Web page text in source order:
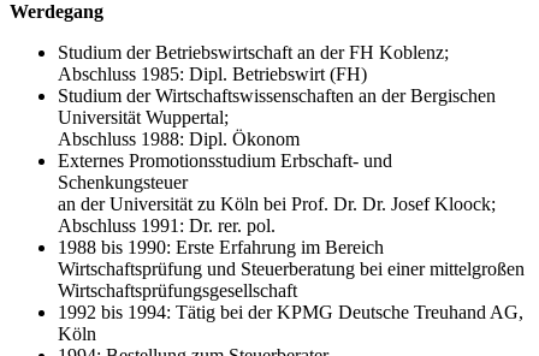
Werdegang
Studium der Betriebswirtschaft an der FH Koblenz;
Abschluss 1985: Dipl. Betriebswirt (FH)
Studium der Wirtschaftswissenschaften an der Bergischen
Universität Wuppertal;
Abschluss 1988: Dipl. Ökonom
Externes Promotionsstudium Erbschaft- und
Schenkungsteuer
an der Universität zu Köln bei Prof. Dr. Dr. Josef Kloock;
Abschluss 1991: Dr. rer. pol.
1988 bis 1990: Erste Erfahrung im Bereich
Wirtschaftsprüfung und Steuerberatung bei einer mittelgroßen
Wirtschaftsprüfungsgesellschaft
1992 bis 1994: Tätig bei der KPMG Deutsche Treuhand AG,
Köln